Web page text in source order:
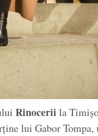
Rinocerii la
lui Gabor